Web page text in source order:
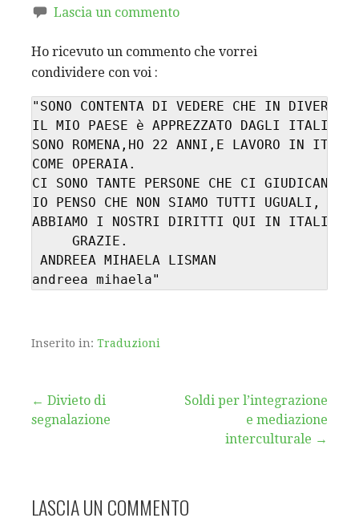
Lascia un commento
Ho ricevuto un commento che vorrei
condividere con voi :
"SONO CONTENTA DI VEDERE CHE IN
IL MIO PAESE è APPREZZATO DAGLI
SONO ROMENA,HO 22 ANNI,E LAVORO IN
COME OPERAIA.
CI SONO TANTE PERSONE CHE CI GIUDICANO
IO PENSO CHE NON SIAMO TUTTI UGUALI, E
ABBIAMO I NOSTRI DIRITTI QUI IN ITALIA.
     GRAZIE.
ANDREEA MIHAELA LISMAN
andreea mihaela"
Inserito in: Traduzioni
Navigazione
← Divieto di
segnalazione
Soldi per l’integrazione
e mediazione
interculturale →
LASCIA UN COMMENTO